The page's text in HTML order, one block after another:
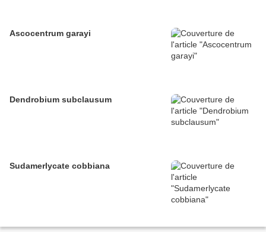
Ascocentrum garayi
Dendrobium subclausum
Sudamerlycate cobbiana